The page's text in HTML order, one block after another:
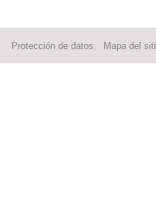
Protección de datos Mapa del